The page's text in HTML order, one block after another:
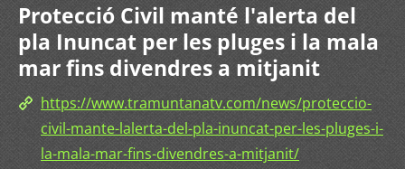
Protecció Civil manté l'alerta del
pla Inuncat per les pluges i la mala
mar fins divendres a mitjanit
https://www.tramuntanatv.com/news/proteccio-
civil-mante-lalerta-del-pla-inuncat-per-les-pluges-i-
la-mala-mar-fins-divendres-a-mitjanit/